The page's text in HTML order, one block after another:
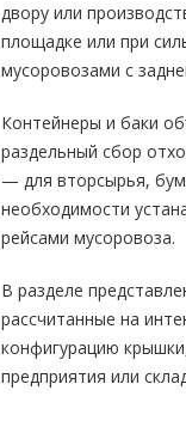
двору или
площадке или при
мусоровозами с
Контейнеры и баки
раздельный сбор
— для вторсырья,
необходимости
рейсами мусоровоза.
В разделе
рассчитанные на
конфигурацию
предприятия или